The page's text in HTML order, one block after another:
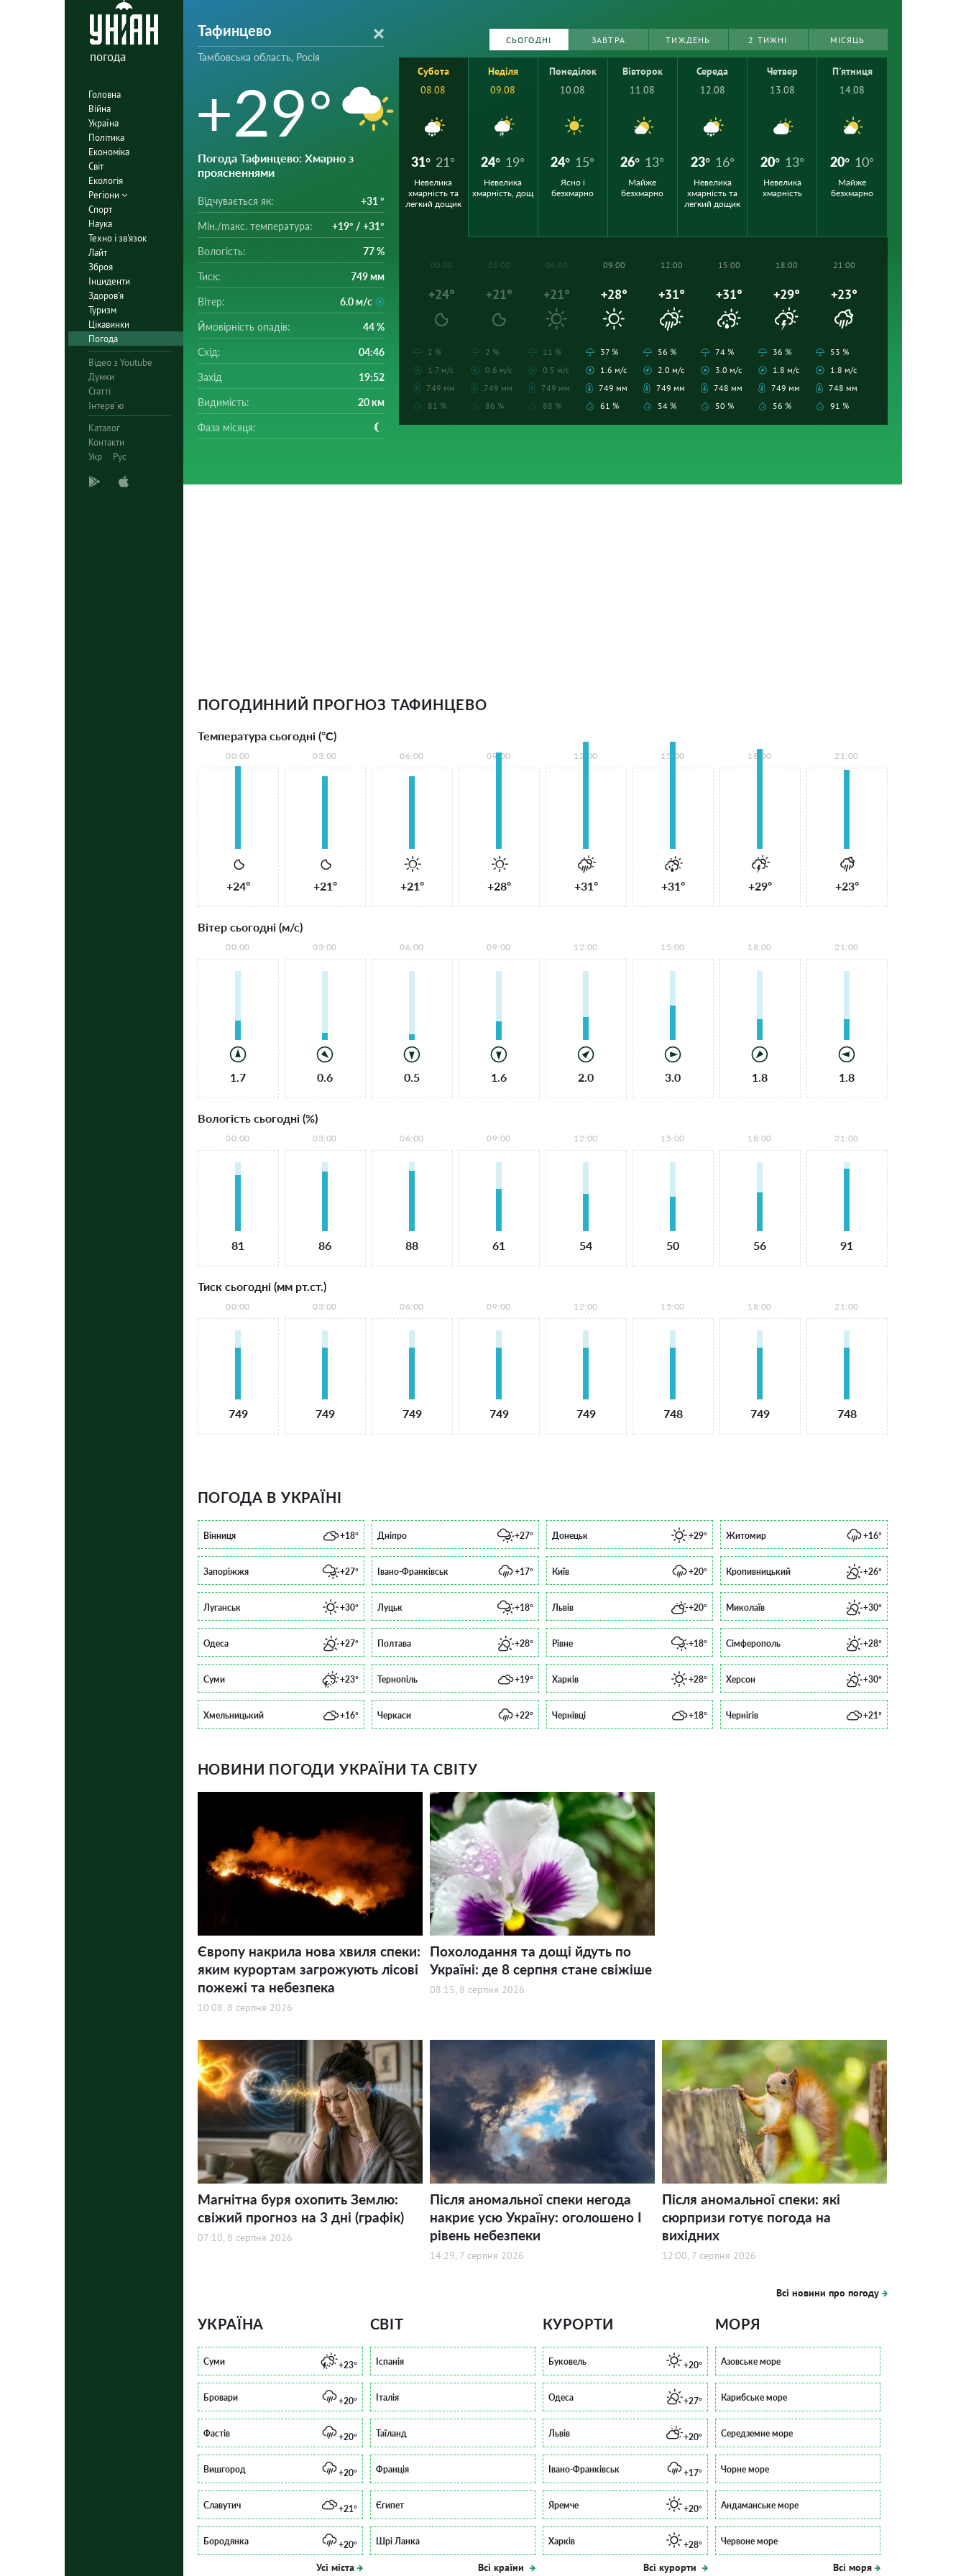
погода
Головна
Війна
Україна
Політика
Економіка
Світ
Екологія
Регіони
Спорт
Наука
Техно і зв'язок
Лайт
Зброя
Інциденти
Здоров'я
Туризм
Цікавинки
Погода
Відео з Youtube
Думки
Статті
Інтерв`ю
Каталог
Контакти
Укр
Рус
Тафинцево
Тамбовська область, Росія
+29°
Погода Тафинцево: Хмарно з
проясненнями
Відчувається як: +31 °
Мін./mакс. температура: +19° / +31°
Вологість: 77 %
Тиск: 749 мм
Вітер: 6.0 м/с
Ймовірність опадів: 44 %
Схід: 04:46
Захід 19:52
Видимість: 20 км
Фаза місяця:
СЬОГОДНІ ЗАВТРА ТИЖДЕНЬ 2 ТИЖНІ МІСЯЦЬ
Субота
08.08
31° 21°
Невелика
хмарність та
легкий дощик
Неділя
09.08
24° 19°
Невелика
хмарність, дощ
Понеділок
10.08
24° 15°
Ясно і
безхмарно
Вівторок
11.08
26° 13°
Майже
безхмарно
Середа
12.08
23° 16°
Невелика
хмарність та
легкий дощик
Четвер
13.08
20° 13°
Невелика
хмарність
П'ятниця
14.08
20° 10°
Майже
безхмарно
00:00
+24°
2 %
1.7 м/с
749 мм
81 %
03:00
+21°
2 %
0.6 м/с
749 мм
86 %
06:00
+21°
11 %
0.5 м/с
749 мм
88 %
09:00
+28°
37 %
1.6 м/с
749 мм
61 %
12:00
+31°
56 %
2.0 м/с
749 мм
54 %
15:00
+31°
74 %
3.0 м/с
748 мм
50 %
18:00
+29°
36 %
1.8 м/с
749 мм
56 %
21:00
+23°
53 %
1.8 м/с
748 мм
91 %
ПОГОДИННИЙ ПРОГНОЗ ТАФИНЦЕВО
Температура сьогодні (°С)
00:00
+24°
03:00
+21°
06:00
+21°
09:00
+28°
12:00
+31°
15:00
+31°
18:00
+29°
21:00
+23°
Вітер сьогодні (м/с)
00:00
1.7
03:00
0.6
06:00
0.5
09:00
1.6
12:00
2.0
15:00
3.0
18:00
1.8
21:00
1.8
Вологість сьогодні (%)
00:00
81
03:00
86
06:00
88
09:00
61
12:00
54
15:00
50
18:00
56
21:00
91
Тиск сьогодні (мм рт.ст.)
00:00
749
03:00
749
06:00
749
09:00
749
12:00
749
15:00
748
18:00
749
21:00
748
ПОГОДА В УКРАЇНІ
Вінниця +18° Дніпро +27° Донецьк +29° Житомир +16°
Запоріжжя +27° Івано-Франківськ +17° Київ +20° Кропивницький +26°
Луганськ +30° Луцьк +18° Львів +20° Миколаїв +30°
Одеса +27° Полтава +28° Рівне +18° Сімферополь +28°
Суми +23° Тернопіль +19° Харків +28° Херсон +30°
Хмельницький +16° Черкаси +22° Чернівці +18° Чернігів +21°
НОВИНИ ПОГОДИ УКРАЇНИ ТА СВІТУ
Європу накрила нова хвиля спеки:
яким курортам загрожують лісові
пожежі та небезпека
10:08, 8 серпня 2026
Похолодання та дощі йдуть по
Україні: де 8 серпня стане свіжіше
08:15, 8 серпня 2026
Магнітна буря охопить Землю:
свіжий прогноз на 3 дні (графік)
07:10, 8 серпня 2026
Після аномальної спеки негода
накриє усю Україну: оголошено І
рівень небезпеки
14:29, 7 серпня 2026
Після аномальної спеки: які
сюрпризи готує погода на
вихідних
12:00, 7 серпня 2026
Всі новини про погоду
УКРАЇНА
Суми +23°
Бровари +20°
Фастів +20°
Вишгород +20°
Славутич +21°
Бородянка +20°
Усі міста
СВІТ
Іспанія
Італія
Таїланд
Франція
Єгипет
Шрі Ланка
Всі країни
КУРОРТИ
Буковель +20°
Одеса +27°
Львів +20°
Івано-Франківськ +17°
Яремче +20°
Харків +28°
Всі курорти
МОРЯ
Азовське море
Карибське море
Середземне море
Чорне море
Андаманське море
Червоне море
Всі моря